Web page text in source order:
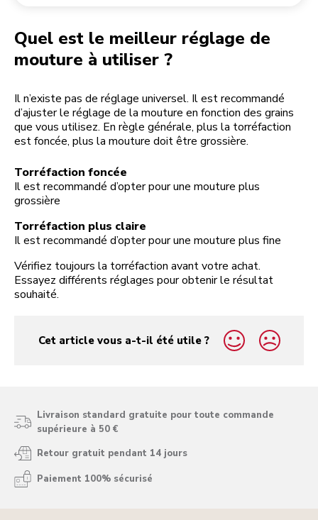
Quel est le meilleur réglage de
mouture à utiliser ?
Il n’existe pas de réglage universel. Il est recommandé
d’ajuster le réglage de la mouture en fonction des grains
que vous utilisez. En règle générale, plus la torréfaction
est foncée, plus la mouture doit être grossière.
Torréfaction foncée
Il est recommandé d’opter pour une mouture plus
grossière
Torréfaction plus claire
Il est recommandé d’opter pour une mouture plus fine
Vérifiez toujours la torréfaction avant votre achat.
Essayez différents réglages pour obtenir le résultat
souhaité.
Cet article vous a-t-il été utile ?
yes
no
Livraison standard gratuite pour toute commande
supérieure à 50 €
Retour gratuit pendant 14 jours
Paiement 100% sécurisé